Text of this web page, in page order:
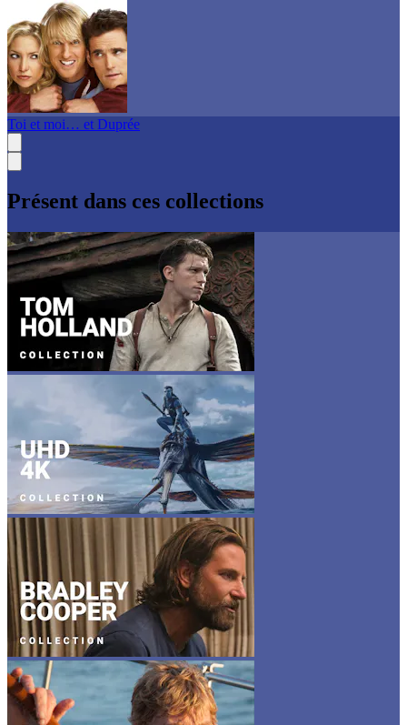
Toi et moi… et Duprée
Présent dans ces collections